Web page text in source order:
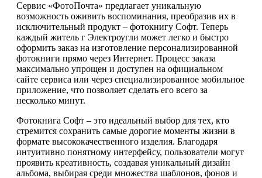
Сервис «ФотоПочта» предлагает уникальную
возможность оживить воспоминания, преобразив их в
исключительный продукт – фотокнигу Софт. Теперь
каждый житель г Электроугли может легко и быстро
оформить заказ на изготовление персонализированной
фотокниги прямо через Интернет. Процесс заказа
максимально упрощен и доступен на официальном
сайте сервиса или через специализированное мобильное
приложение, что позволяет сделать его всего за
несколько минут.
Фотокнига Софт – это идеальный выбор для тех, кто
стремится сохранить самые дорогие моменты жизни в
формате высококачественного изделия. Благодаря
интуитивно понятному интерфейсу, пользователи могут
проявить креативность, создавая уникальный дизайн
альбома, выбирая среди множества шаблонов, фонов и